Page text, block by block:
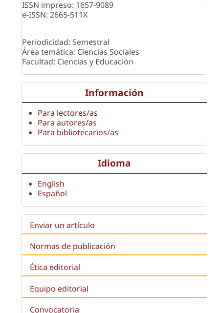
ISSN impreso: 1657-9089
e-ISSN: 2665-511X
Periodicidad: Semestral
Área temática: Ciencias Sociales
Facultad: Ciencias y Educación
Información
Para lectores/as
Para autores/as
Para bibliotecarios/as
Idioma
English
Español
Enviar un artículo
Normas de publicación
Ética editorial
Equipo editorial
Convocatoria